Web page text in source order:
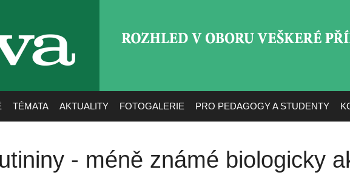
TÉMATA AKTUALITY FOTOGALERIE PRO PEDAGOGY A STUDENTY
- méně známé biologicky